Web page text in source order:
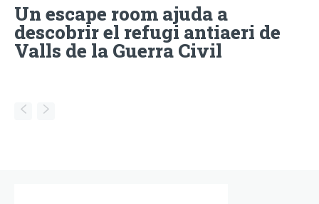
Un escape room ajuda a
descobrir el refugi antiaeri de
Valls de la Guerra Civil